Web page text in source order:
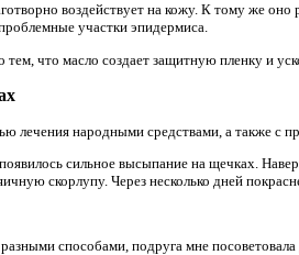
воздействует на кожу. К тому же оно
участки эпидермиса.
что масло создает защитную пленку и
лечения народными средствами, а также с
сильное высыпание на щечках.
скорлупу. Через несколько дней
способами, подруга мне